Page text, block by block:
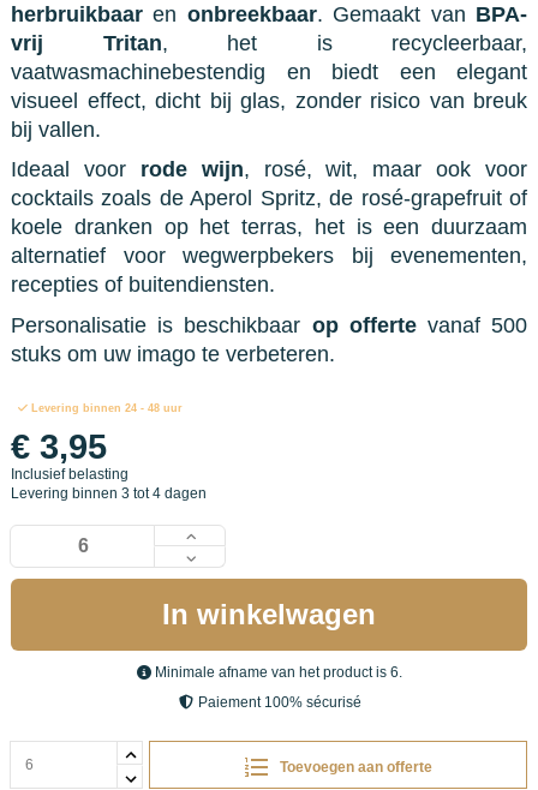
herbruikbaaren onbreekbaar. Gemaakt van BPA-
vrij Tritan, het is recycleerbaar,
vaatwasmachinebestendig en biedt een elegant
visueel effect, dicht bij glas, zonder risico van breuk
bij vallen.
Ideaal voor rode wijn, rosé, wit, maar ook voor
cocktails zoals de Aperol Spritz, de rosé-grapefruit of
koele dranken op het terras, het is een duurzaam
alternatief voor wegwerpbekers bij evenementen,
recepties of buitendiensten.
Personalisatie is beschikbaar op offertevanaf 500
stuks om uw imago te verbeteren.
Levering binnen 24 - 48 uur
€ 3,95
Inclusief belasting
Levering binnen 3 tot 4 dagen
In winkelwagen
Minimale afname van het product is 6.
Paiement 100% sécurisé
Toevoegen aan offerte